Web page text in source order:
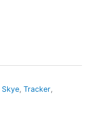
Skye, Tracker,